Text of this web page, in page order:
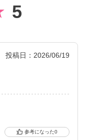
5
投稿日：2026/06/19
0